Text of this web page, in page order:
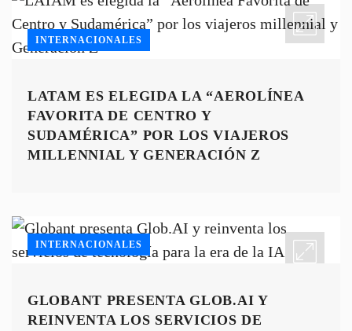
INTERNACIONALES
LATAM ES ELEGIDA LA “AEROLÍNEA
FAVORITA DE CENTRO Y
SUDAMÉRICA” POR LOS VIAJEROS
MILLENNIAL Y GENERACIÓN Z
INTERNACIONALES
GLOBANT PRESENTA GLOB.AI Y
REINVENTA LOS SERVICIOS DE